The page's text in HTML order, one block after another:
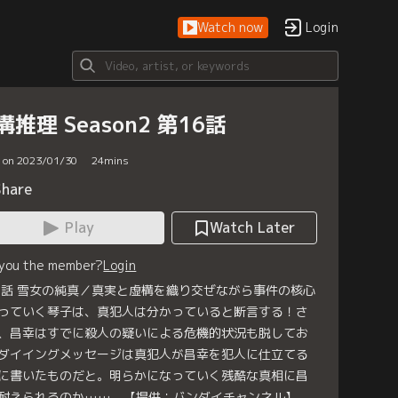
Watch now Login
推理 Season2 第16話
2023/01/30 24mins
Play
Watch Later
the member?Login
雪女の純真／真実と虚構を織り交ぜながら事件の核心
ていく琴子は、真犯人は分かっていると断言する！さ
昌幸はすでに殺人の疑いによる危機的状況も脱してお
イイングメッセージは真犯人が昌幸を犯人に仕立てる
書いたものだと。明らかになっていく残酷な真相に昌